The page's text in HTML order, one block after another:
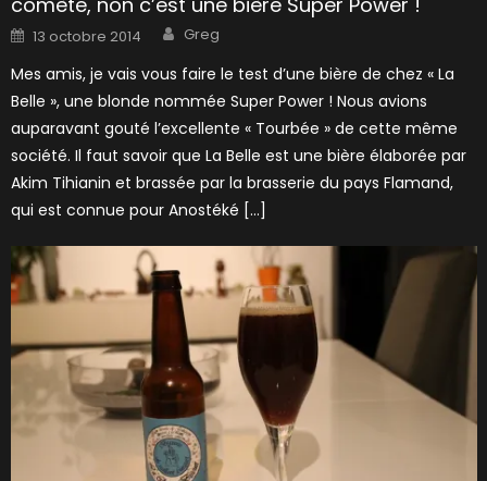
Posted
on
13 octobre 2014 Author
Greg
Mes amis, je vais vous faire le test d’une bière de chez « La
Belle », une blonde nommée Super Power ! Nous avions
auparavant gouté l’excellente « Tourbée » de cette même
société. Il faut savoir que La Belle est une bière élaborée par
Akim Tihianin et brassée par la brasserie du pays Flamand,
qui est connue pour Anostéké […]